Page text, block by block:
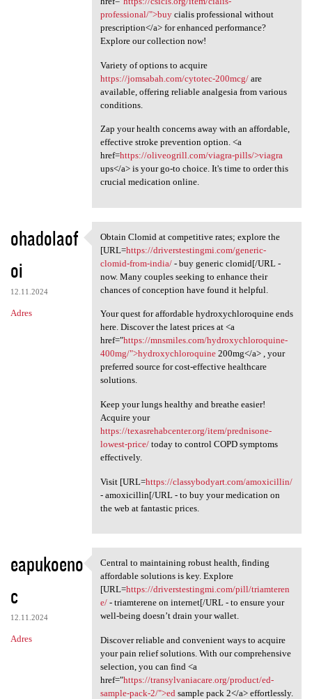
professional/">buycialis professional without
prescription</a> for enhanced performance?
Explore our collection now!
Variety of options to acquire
https://jomsabah.com/cytotec-200mcg/are
available, offering reliable analgesia from various
conditions.
Zap your health concerns away with an affordable,
effective stroke prevention option. <a
href=https://oliveogrill.com/viagra-pills/>viagra
ups</a> is your go-to choice. It's time to order this
crucial medication online.
ohadolaof
oi
12.11.2024
Adres
Obtain Clomid at competitive
Obtain Clomid at competitive rates; explore the
[URL=https://driverstestingmi.com/generic-
clomid-from-india/- buy generic clomid[/URL -
now. Many couples seeking to enhance their
chances of conception have found it helpful.
Your quest for affordable hydroxychloroquine ends
here. Discover the latest prices at <a
href="https://mnsmiles.com/hydroxychloroquine-
400mg/">hydroxychloroquine200mg</a> , your
preferred source for cost-effective healthcare
solutions.
Keep your lungs healthy and breathe easier!
Acquire your
https://texasrehabcenter.org/item/prednisone-
lowest-price/today to control COPD symptoms
effectively.
Visit [URL=https://classybodyart.com/amoxicillin/
- amoxicillin[/URL - to buy your medication on
the web at fantastic prices.
eapukoeno
c
12.11.2024
Adres
Central to maintaining robust
Central to maintaining robust health, finding
affordable solutions is key. Explore
[URL=https://driverstestingmi.com/pill/triamteren
e/- triamterene on internet[/URL - to ensure your
well-being doesn’t drain your wallet.
Discover reliable and convenient ways to acquire
your pain relief solutions. With our comprehensive
selection, you can find <a
href="https://transylvaniacare.org/product/ed-
sample-pack-2/">ed sample pack 2</a> effortlessly.